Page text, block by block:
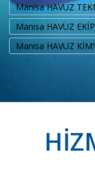
Manisa HAVUZ
Manisa HAVUZ
Manisa HAVUZ